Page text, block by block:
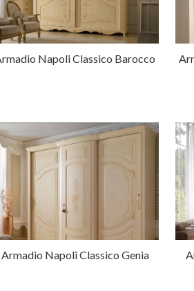
Napoli Classico Barocco
Armadio Napoli Classico Genia